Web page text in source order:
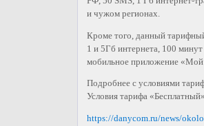
и чужом регионах.
Кроме того, данный
1 и 5Гб интернета, 100
мобильное приложение «Мой
Подробнее с условиями
Условия тарифа
https://danycom.ru/news/